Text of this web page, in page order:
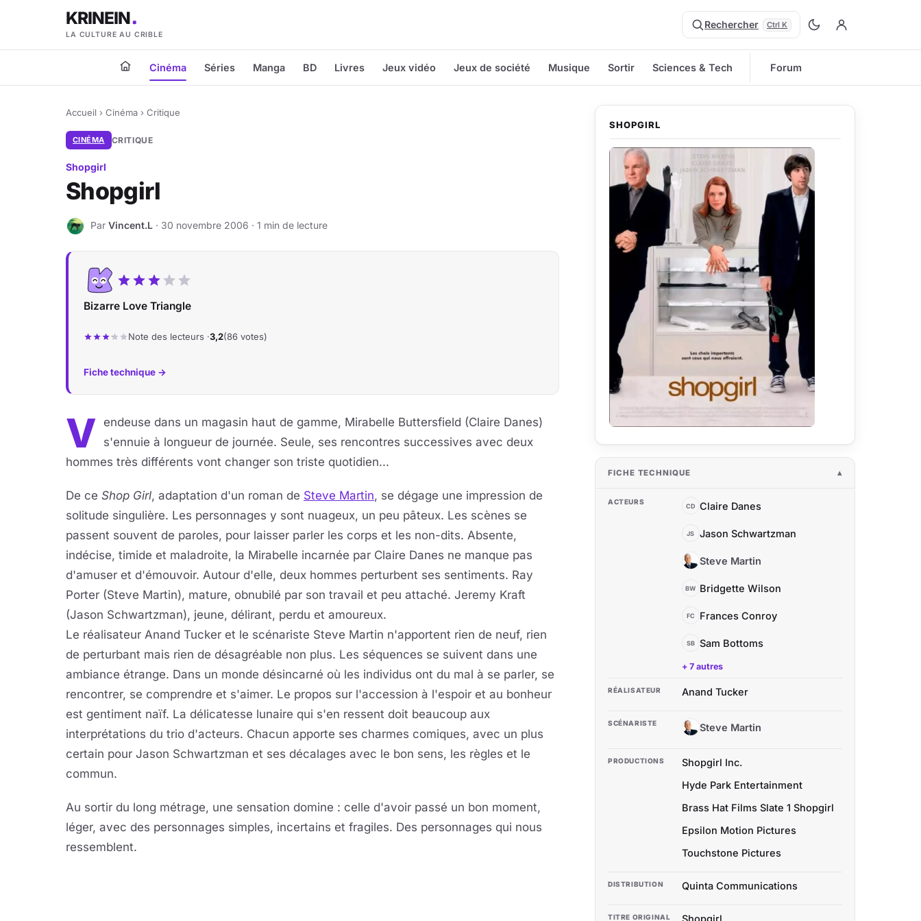
KRINEIN
LA CULTURE AU CRIBLE
Rechercher Ctrl K
Cinéma Séries Manga BD Livres Jeux vidéo Jeux de société Musique Sortir Sciences & Tech Forum
Accueil › Cinéma › Critique
CINÉMA CRITIQUE
Shopgirl
Shopgirl
V Par Vincent.L · 30 novembre 2006 · 1 min de lecture
Bizarre Love Triangle
Note des lecteurs ·3,2(86 votes)
Fiche technique →
V
endeuse dans un magasin haut de gamme, Mirabelle Buttersfield (Claire Danes)
s'ennuie à longueur de journée. Seule, ses rencontres successives avec deux
hommes très différents vont changer son triste quotidien...
De ce Shop Girl, adaptation d'un roman de Steve Martin, se dégage une impression de
solitude singulière. Les personnages y sont nuageux, un peu pâteux. Les scènes se
passent souvent de paroles, pour laisser parler les corps et les non-dits. Absente,
indécise, timide et maladroite, la Mirabelle incarnée par Claire Danes ne manque pas
d'amuser et d'émouvoir. Autour d'elle, deux hommes perturbent ses sentiments. Ray
Porter (Steve Martin), mature, obnubilé par son travail et peu attaché. Jeremy Kraft
(Jason Schwartzman), jeune, délirant, perdu et amoureux.
Le réalisateur Anand Tucker et le scénariste Steve Martin n'apportent rien de neuf, rien
de perturbant mais rien de désagréable non plus. Les séquences se suivent dans une
ambiance étrange. Dans un monde désincarné où les individus ont du mal à se parler, se
rencontrer, se comprendre et s'aimer. Le propos sur l'accession à l'espoir et au bonheur
est gentiment naïf. La délicatesse lunaire qui s'en ressent doit beaucoup aux
interprétations du trio d'acteurs. Chacun apporte ses charmes comiques, avec un plus
certain pour Jason Schwartzman et ses décalages avec le bon sens, les règles et le
commun.
Au sortir du long métrage, une sensation domine : celle d'avoir passé un bon moment,
léger, avec des personnages simples, incertains et fragiles. Des personnages qui nous
ressemblent.
SHOPGIRL
FICHE TECHNIQUE
ACTEURS CD Claire Danes
JS Jason Schwartzman
SM Steve Martin
BW Bridgette Wilson
FC Frances Conroy
SB Sam Bottoms
+ 7 autres
RÉALISATEUR Anand Tucker
SCÉNARISTE SM Steve Martin
PRODUCTIONS
Shopgirl Inc.
Hyde Park Entertainment
Brass Hat Films Slate 1 Shopgirl
Epsilon Motion Pictures
Touchstone Pictures
DISTRIBUTION Quinta Communications
TITRE ORIGINAL Shopgirl